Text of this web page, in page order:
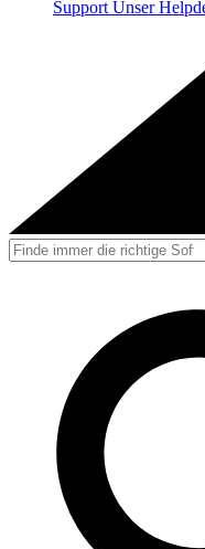
Support Unser